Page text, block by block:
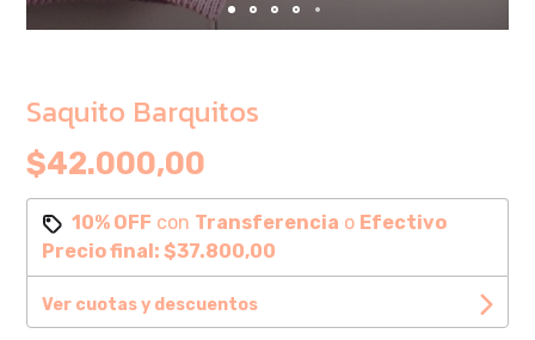
Saquito Barquitos
$42.000,00
10% OFF con Transferencia o Efectivo
Precio final:$37.800,00
Ver cuotas y descuentos